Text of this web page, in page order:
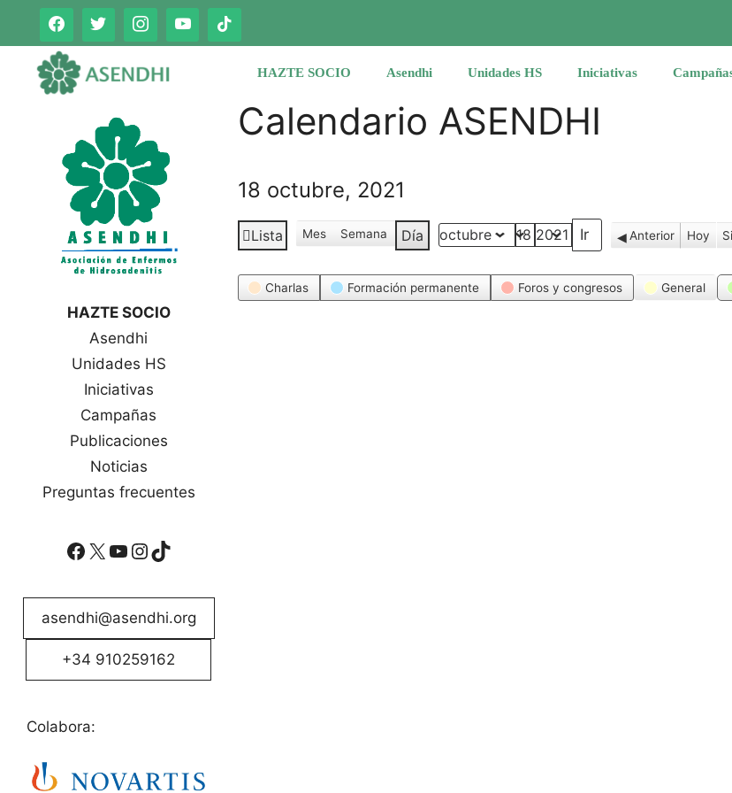
Saltar
contenido
HAZTE SOCIO Asendhi Unidades HS Iniciativas
Calendario ASENDHI
18 octubre, 2021
V
Lista Mes Semana Día
Mes
Día
Año
Anterior Hoy
Categorías
Charlas Formación permanente Foros y congresos General
HAZTE SOCIO
Asendhi
Unidades HS
Iniciativas
Campañas
Publicaciones
Noticias
Preguntas frecuentes
Facebook
X YouTube
Instagram
TikTok
asendhi@asendhi.org
+34 910259162
Colabora: